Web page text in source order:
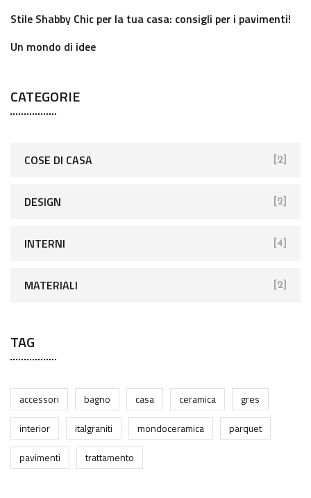
Stile Shabby Chic per la tua casa: consigli per i pavimenti!
Un mondo di idee
CATEGORIE
COSE DI CASA [2]
DESIGN [2]
INTERNI [4]
MATERIALI [2]
TAG
accessori bagno casa ceramica
gres
interior
italgraniti mondoceramica
parquet
pavimenti
trattamento